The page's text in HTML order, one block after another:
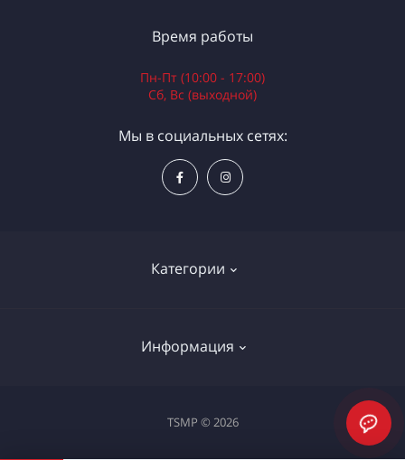
Категории
Электроинструменты
Информация
Доставка и оплата
Время работы
Пн-Пт (10:00 - 17:00)
Сб, Вс (выходной)
Мы в социальных сетях:
TSMP © 2026